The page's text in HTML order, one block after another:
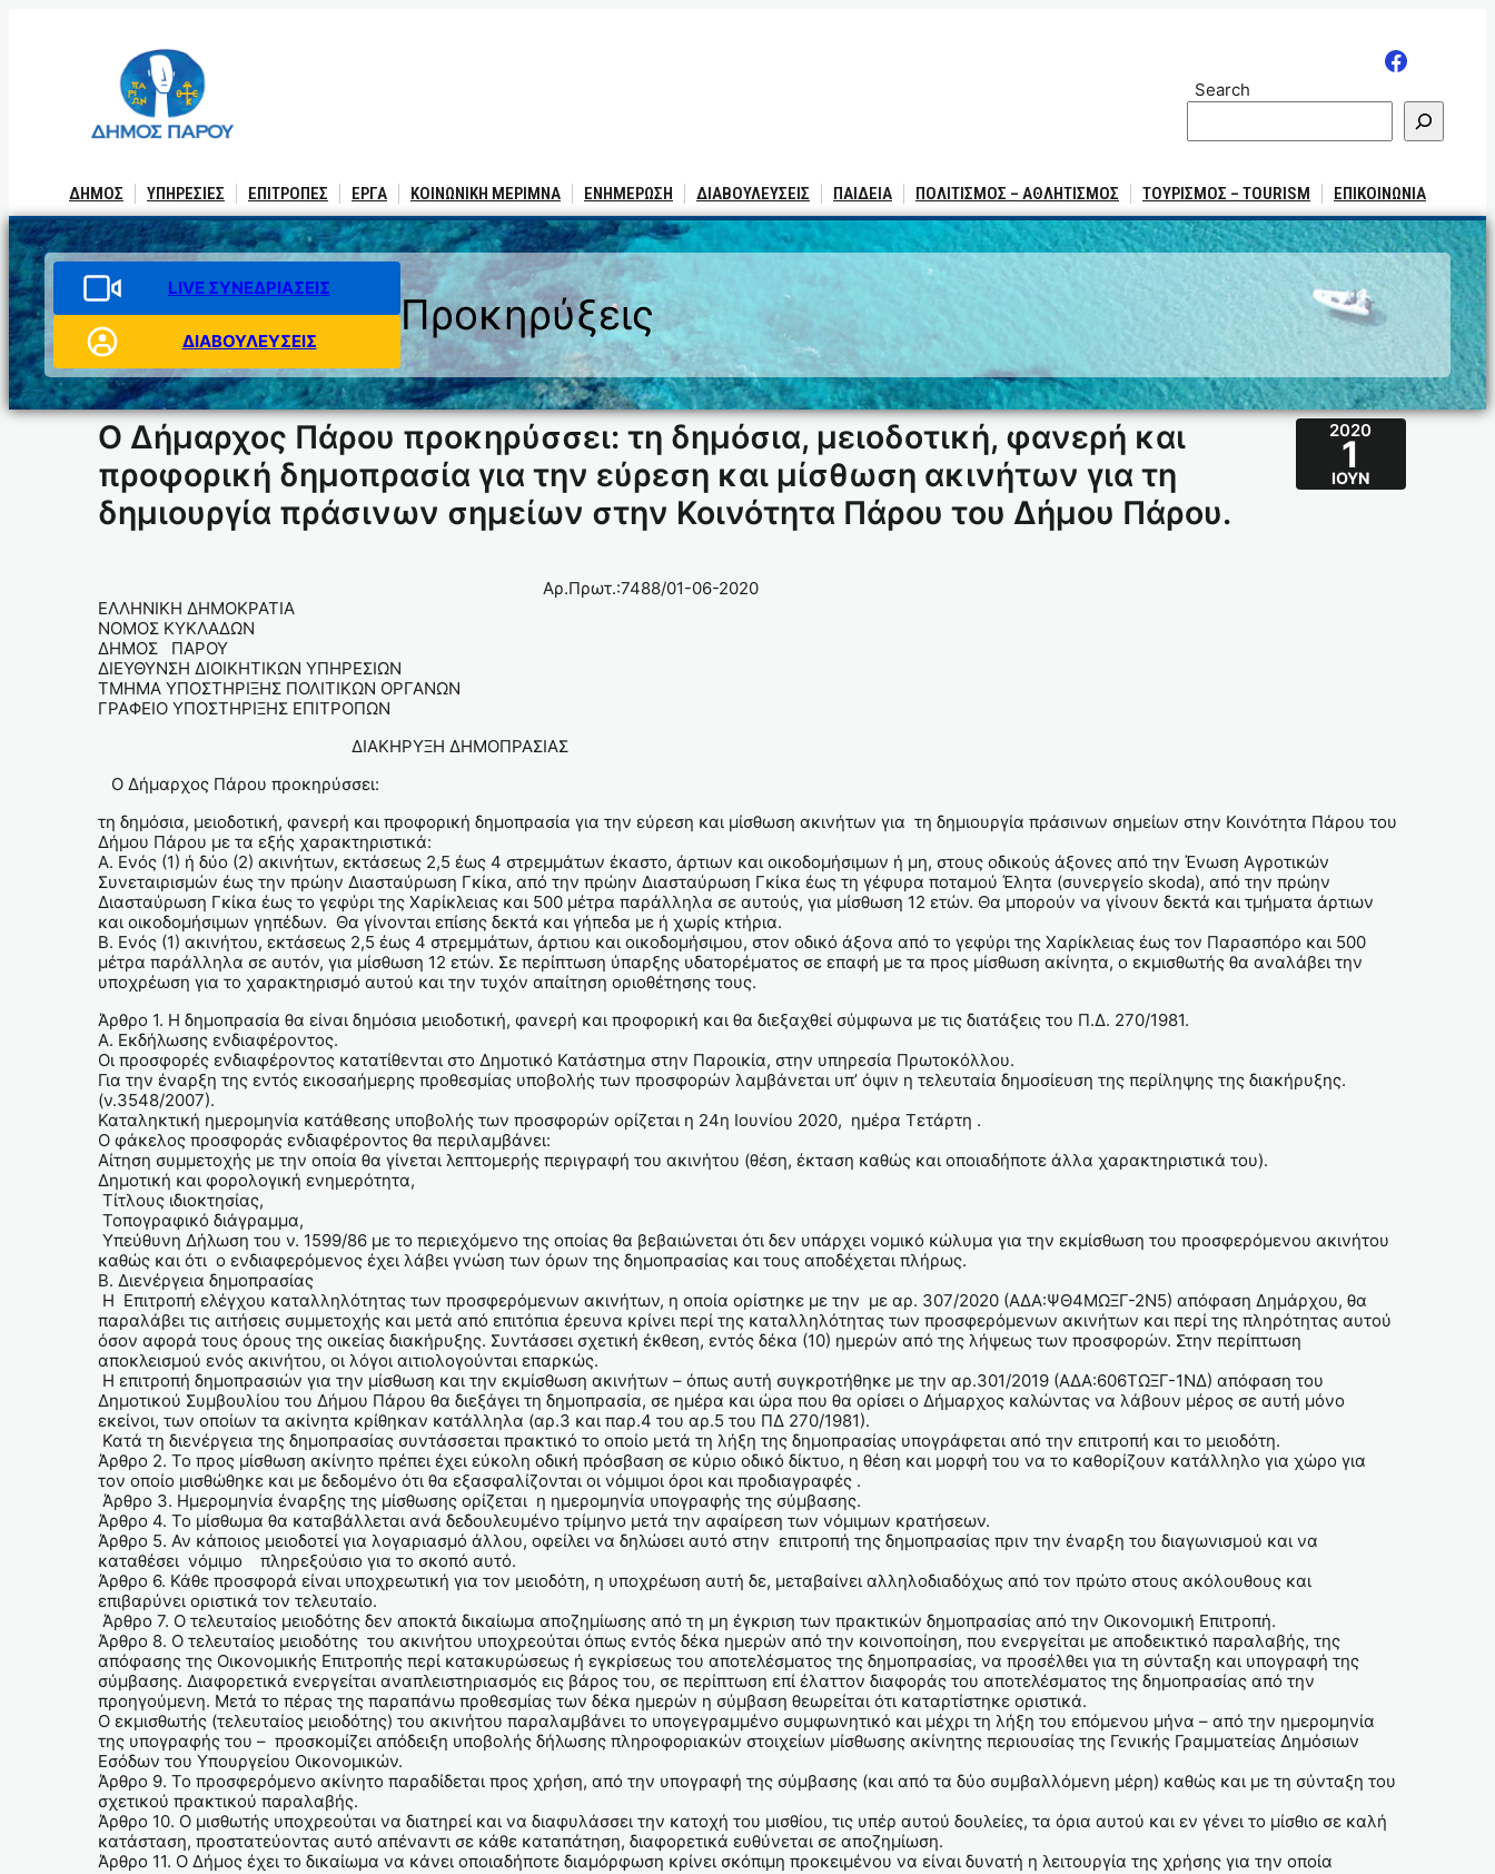
Search
ΔΗΜΟΣ ΥΠΗΡΕΣΙΕΣ ΕΠΙΤΡΟΠΕΣ ΕΡΓΑ ΚΟΙΝΩΝΙΚΗ ΜΕΡΙΜΝΑ ΕΝΗΜΕΡΩΣΗ ΔΙΑΒΟΥΛΕΥΣΕΙΣ ΠΑΙΔΕΙΑ ΠΟΛΙΤΙΣΜΟΣ – ΑΘΛΗΤΙΣΜΟΣ ΤΟΥΡΙΣΜΟΣ – TOURISM ΕΠΙΚΟΙΝΩΝΙΑ
LIVE ΣΥΝΕΔΡΙΑΣΕΙΣ
ΔΙΑΒΟΥΛΕΥΣΕΙΣ
Προκηρύξεις
Ο Δήμαρχος Πάρου προκηρύσσει: τη δημόσια, μειοδοτική, φανερή και
προφορική δημοπρασία για την εύρεση και μίσθωση ακινήτων για τη
δημιουργία πράσινων σημείων στην Κοινότητα Πάρου του Δήμου Πάρου.
2020
1
ΙΟΎΝ
Αρ.Πρωτ.:7488/01-06-2020
ΕΛΛΗΝΙΚΗ ΔΗΜΟΚΡΑΤΙΑ
ΝΟΜΟΣ ΚΥΚΛΑΔΩΝ
ΔΗΜΟΣ ΠΑΡΟΥ
ΔΙΕΥΘΥΝΣΗ ΔΙΟΙΚΗΤΙΚΩΝ ΥΠΗΡΕΣΙΩΝ
ΤΜΗΜΑ ΥΠΟΣΤΗΡΙΞΗΣ ΠΟΛΙΤΙΚΩΝ ΟΡΓΑΝΩΝ
ΓΡΑΦΕΙΟ ΥΠΟΣΤΗΡΙΞΗΣ ΕΠΙΤΡΟΠΩΝ
ΔΙΑΚΗΡΥΞΗ ΔΗΜΟΠΡΑΣΙΑΣ
Ο Δήμαρχος Πάρου προκηρύσσει:
τη δημόσια, μειοδοτική, φανερή και προφορική δημοπρασία για την εύρεση και μίσθωση ακινήτων για τη δημιουργία πράσινων σημείων στην Κοινότητα Πάρου του
Δήμου Πάρου με τα εξής χαρακτηριστικά:
A. Ενός (1) ή δύο (2) ακινήτων, εκτάσεως 2,5 έως 4 στρεμμάτων έκαστο, άρτιων και οικοδομήσιμων ή μη, στους οδικούς άξονες από την Ένωση Αγροτικών
Συνεταιρισμών έως την πρώην Διασταύρωση Γκίκα, από την πρώην Διασταύρωση Γκίκα έως τη γέφυρα ποταμού Έλητα (συνεργείο skoda), από την πρώην
Διασταύρωση Γκίκα έως το γεφύρι της Χαρίκλειας και 500 μέτρα παράλληλα σε αυτούς, για μίσθωση 12 ετών. Θα μπορούν να γίνουν δεκτά και τμήματα άρτιων
και οικοδομήσιμων γηπέδων. Θα γίνονται επίσης δεκτά και γήπεδα με ή χωρίς κτήρια.
Β. Ενός (1) ακινήτου, εκτάσεως 2,5 έως 4 στρεμμάτων, άρτιου και οικοδομήσιμου, στον οδικό άξονα από το γεφύρι της Χαρίκλειας έως τον Παρασπόρο και 500
μέτρα παράλληλα σε αυτόν, για μίσθωση 12 ετών. Σε περίπτωση ύπαρξης υδατορέματος σε επαφή με τα προς μίσθωση ακίνητα, ο εκμισθωτής θα αναλάβει την
υποχρέωση για το χαρακτηρισμό αυτού και την τυχόν απαίτηση οριοθέτησης τους.
Άρθρο 1. Η δημοπρασία θα είναι δημόσια μειοδοτική, φανερή και προφορική και θα διεξαχθεί σύμφωνα με τις διατάξεις του Π.Δ. 270/1981.
Α. Εκδήλωσης ενδιαφέροντος.
Οι προσφορές ενδιαφέροντος κατατίθενται στο Δημοτικό Κατάστημα στην Παροικία, στην υπηρεσία Πρωτοκόλλου.
Για την έναρξη της εντός εικοσαήμερης προθεσμίας υποβολής των προσφορών λαμβάνεται υπ’ όψιν η τελευταία δημοσίευση της περίληψης της διακήρυξης.
(ν.3548/2007).
Καταληκτική ημερομηνία κατάθεσης υποβολής των προσφορών ορίζεται η 24η Ιουνίου 2020, ημέρα Τετάρτη .
Ο φάκελος προσφοράς ενδιαφέροντος θα περιλαμβάνει:
Αίτηση συμμετοχής με την οποία θα γίνεται λεπτομερής περιγραφή του ακινήτου (θέση, έκταση καθώς και οποιαδήποτε άλλα χαρακτηριστικά του).
Δημοτική και φορολογική ενημερότητα,
Τίτλους ιδιοκτησίας,
Τοπογραφικό διάγραμμα,
Υπεύθυνη Δήλωση του ν. 1599/86 με το περιεχόμενο της οποίας θα βεβαιώνεται ότι δεν υπάρχει νομικό κώλυμα για την εκμίσθωση του προσφερόμενου ακινήτου
καθώς και ότι ο ενδιαφερόμενος έχει λάβει γνώση των όρων της δημοπρασίας και τους αποδέχεται πλήρως.
Β. Διενέργεια δημοπρασίας
Η Επιτροπή ελέγχου καταλληλότητας των προσφερόμενων ακινήτων, η οποία ορίστηκε με την με αρ. 307/2020 (ΑΔΑ:ΨΘ4ΜΩΞΓ-2Ν5) απόφαση Δημάρχου, θα
παραλάβει τις αιτήσεις συμμετοχής και μετά από επιτόπια έρευνα κρίνει περί της καταλληλότητας των προσφερόμενων ακινήτων και περί της πληρότητας αυτού
όσον αφορά τους όρους της οικείας διακήρυξης. Συντάσσει σχετική έκθεση, εντός δέκα (10) ημερών από της λήψεως των προσφορών. Στην περίπτωση
αποκλεισμού ενός ακινήτου, οι λόγοι αιτιολογούνται επαρκώς.
Η επιτροπή δημοπρασιών για την μίσθωση και την εκμίσθωση ακινήτων – όπως αυτή συγκροτήθηκε με την αρ.301/2019 (ΑΔΑ:606ΤΩΞΓ-1ΝΔ) απόφαση του
Δημοτικού Συμβουλίου του Δήμου Πάρου θα διεξάγει τη δημοπρασία, σε ημέρα και ώρα που θα ορίσει ο Δήμαρχος καλώντας να λάβουν μέρος σε αυτή μόνο
εκείνοι, των οποίων τα ακίνητα κρίθηκαν κατάλληλα (αρ.3 και παρ.4 του αρ.5 του ΠΔ 270/1981).
Κατά τη διενέργεια της δημοπρασίας συντάσσεται πρακτικό το οποίο μετά τη λήξη της δημοπρασίας υπογράφεται από την επιτροπή και το μειοδότη.
Άρθρο 2. Το προς μίσθωση ακίνητο πρέπει έχει εύκολη οδική πρόσβαση σε κύριο οδικό δίκτυο, η θέση και μορφή του να το καθορίζουν κατάλληλο για χώρο για
τον οποίο μισθώθηκε και με δεδομένο ότι θα εξασφαλίζονται οι νόμιμοι όροι και προδιαγραφές .
Άρθρο 3. Ημερομηνία έναρξης της μίσθωσης ορίζεται η ημερομηνία υπογραφής της σύμβασης.
Άρθρο 4. Το μίσθωμα θα καταβάλλεται ανά δεδουλευμένο τρίμηνο μετά την αφαίρεση των νόμιμων κρατήσεων.
Άρθρο 5. Αν κάποιος μειοδοτεί για λογαριασμό άλλου, οφείλει να δηλώσει αυτό στην επιτροπή της δημοπρασίας πριν την έναρξη του διαγωνισμού και να
καταθέσει νόμιμο πληρεξούσιο για το σκοπό αυτό.
Άρθρο 6. Κάθε προσφορά είναι υποχρεωτική για τον μειοδότη, η υποχρέωση αυτή δε, μεταβαίνει αλληλοδιαδόχως από τον πρώτο στους ακόλουθους και
επιβαρύνει οριστικά τον τελευταίο.
Άρθρο 7. Ο τελευταίος μειοδότης δεν αποκτά δικαίωμα αποζημίωσης από τη μη έγκριση των πρακτικών δημοπρασίας από την Οικονομική Επιτροπή.
Άρθρο 8. Ο τελευταίος μειοδότης του ακινήτου υποχρεούται όπως εντός δέκα ημερών από την κοινοποίηση, που ενεργείται με αποδεικτικό παραλαβής, της
απόφασης της Οικονομικής Επιτροπής περί κατακυρώσεως ή εγκρίσεως του αποτελέσματος της δημοπρασίας, να προσέλθει για τη σύνταξη και υπογραφή της
σύμβασης. Διαφορετικά ενεργείται αναπλειστηριασμός εις βάρος του, σε περίπτωση επί έλαττον διαφοράς του αποτελέσματος της δημοπρασίας από την
προηγούμενη. Μετά το πέρας της παραπάνω προθεσμίας των δέκα ημερών η σύμβαση θεωρείται ότι καταρτίστηκε οριστικά.
Ο εκμισθωτής (τελευταίος μειοδότης) του ακινήτου παραλαμβάνει το υπογεγραμμένο συμφωνητικό και μέχρι τη λήξη του επόμενου μήνα – από την ημερομηνία
της υπογραφής του – προσκομίζει απόδειξη υποβολής δήλωσης πληροφοριακών στοιχείων μίσθωσης ακίνητης περιουσίας της Γενικής Γραμματείας Δημόσιων
Εσόδων του Υπουργείου Οικονομικών.
Άρθρο 9. Το προσφερόμενο ακίνητο παραδίδεται προς χρήση, από την υπογραφή της σύμβασης (και από τα δύο συμβαλλόμενη μέρη) καθώς και με τη σύνταξη του
σχετικού πρακτικού παραλαβής.
Άρθρο 10. Ο μισθωτής υποχρεούται να διατηρεί και να διαφυλάσσει την κατοχή του μισθίου, τις υπέρ αυτού δουλείες, τα όρια αυτού και εν γένει το μίσθιο σε καλή
κατάσταση, προστατεύοντας αυτό απέναντι σε κάθε καταπάτηση, διαφορετικά ευθύνεται σε αποζημίωση.
Άρθρο 11. Ο Δήμος έχει το δικαίωμα να κάνει οποιαδήποτε διαμόρφωση κρίνει σκόπιμη προκειμένου να είναι δυνατή η λειτουργία της χρήσης για την οποία